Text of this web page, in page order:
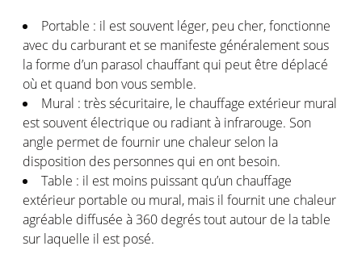
Portable : il est souvent léger, peu cher, fonctionne
avec du carburant et se manifeste généralement sous
la forme d’un parasol chauffant qui peut être déplacé
où et quand bon vous semble.
Mural : très sécuritaire, le chauffage extérieur mural
est souvent électrique ou radiant à infrarouge. Son
angle permet de fournir une chaleur selon la
disposition des personnes qui en ont besoin.
Table : il est moins puissant qu’un chauffage
extérieur portable ou mural, mais il fournit une chaleur
agréable diffusée à 360 degrés tout autour de la table
sur laquelle il est posé.